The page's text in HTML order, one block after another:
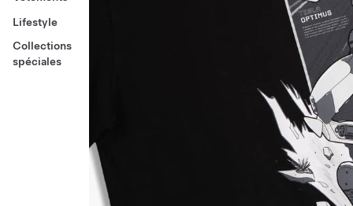
Lifestyle
Collections
spéciales